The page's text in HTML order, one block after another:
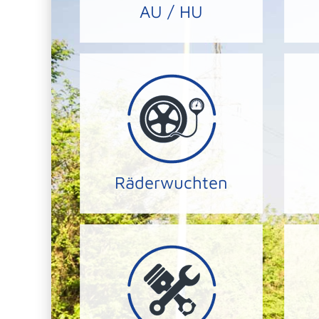
AU / HU
HU/AU
Räderwuchten
RÄDER AUSWUCHTEN
Durch das feinwuchten Ihrer
Räder erreichen wir eine
noch höhere Stabilität und
Lenkkontrolle.
mittels speziellen
Diagnosegeräten aus um
Fehler zu identifizieren.